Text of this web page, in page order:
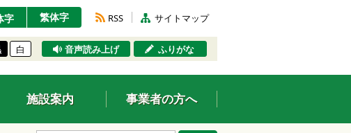
字 繁体字 RSS サイトマップ
白 音声読み上げ ふりがな
施設案内 事業者の方へ